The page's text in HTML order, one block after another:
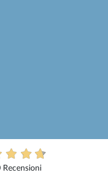
Recensioni